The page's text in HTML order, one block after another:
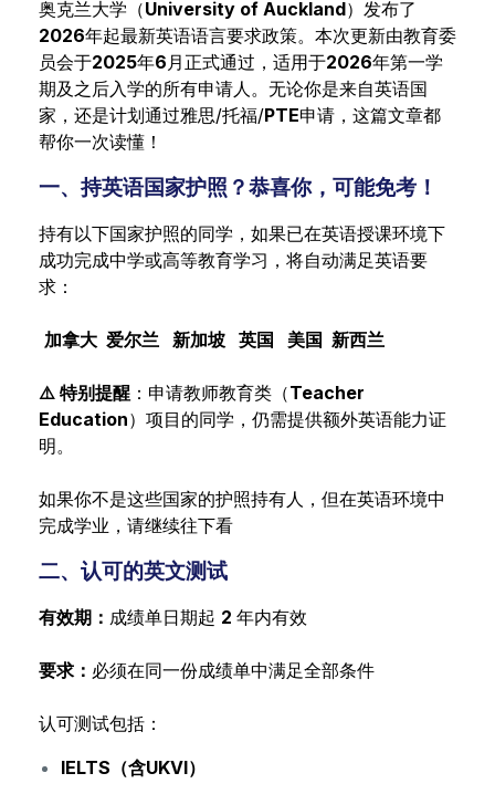
奥克兰大学（University of Auckland）发布了
2026年起最新英语语言要求政策。本次更新由教育委
员会于2025年6月正式通过，适用于2026年第一学
期及之后入学的所有申请人。无论你是来自英语国
家，还是计划通过雅思/托福/PTE申请，这篇文章都
帮你一次读懂！
一、持英语国家护照？恭喜你，可能免考！
持有以下国家护照的同学，如果已在英语授课环境下
成功完成中学或高等教育学习，将自动满足英语要
求：
加拿大 爱尔兰 新加坡 英国 美国 新西兰
⚠️ 特别提醒 ：申请教师教育类（Teacher
Education）项目的同学，仍需提供额外英语能力证
明。
如果你不是这些国家的护照持有人，但在英语环境中
完成学业，请继续往下看
二、认可的英文测试
有效期： 成绩单日期起 2 年内有效
要求： 必须在同一份成绩单中满足全部条件
认可测试包括：
IELTS（含UKVI）